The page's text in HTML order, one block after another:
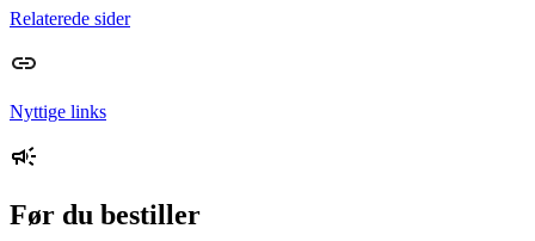
Relaterede sider
Nyttige links
Før du bestiller